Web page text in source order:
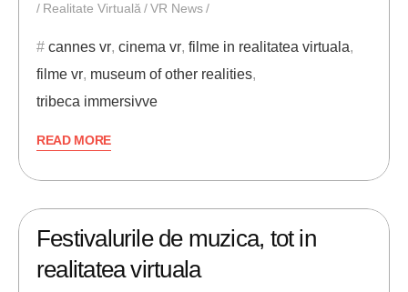
Realitate Virtuală VR News
cannes vr, cinema vr, filme in realitatea virtuala,
filme vr, museum of other realities,
tribeca immersivve
READ MORE
Festivalurile de muzica, tot in
realitatea virtuala